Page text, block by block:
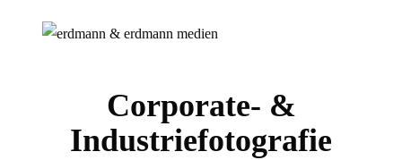
Corporate- &
Industriefotografie